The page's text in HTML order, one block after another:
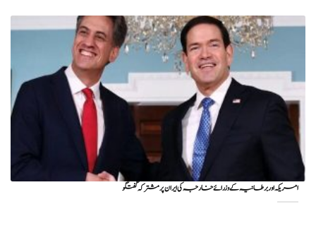
امریکہ اور برطانیہ کے وزرائے خارجہ کی ایران پر مشترکہ گفتگو